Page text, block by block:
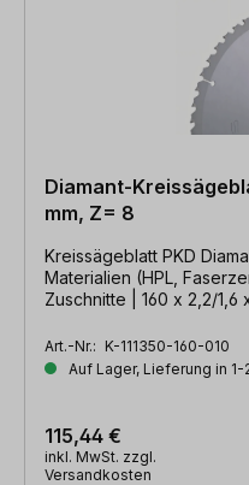
Diamant-
mm, Z= 8
Kreissägeblatt PKD
Materialien (HPL,
Zuschnitte | 160 x
Art.-Nr.: K-111350-160-010
Auf Lager, Lieferung in 1-
115,44 €
inkl. MwSt. zzgl.
Versandkosten